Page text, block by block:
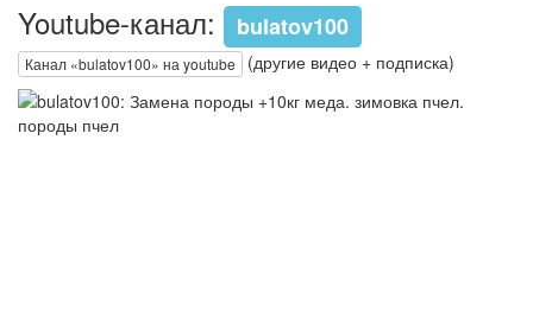
Youtube-канал: bulatov100
Канал «bulatov100» на youtube (другие видео + подписка)